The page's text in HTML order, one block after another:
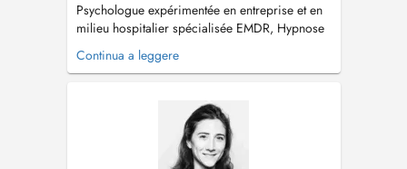
Psychologue expérimentée en entreprise et en
milieu hospitalier spécialisée EMDR, Hypnose
Je vous accompagne pour traiter traumatismes,
anxiété, burn-out et renforcer la confiance en
thérapeutique, EFT, techniques personnalisées
de gestion du stress. * Je réalis...
Continua a leggere